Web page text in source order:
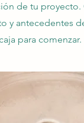
de tu
y antecedentes
para comenzar.